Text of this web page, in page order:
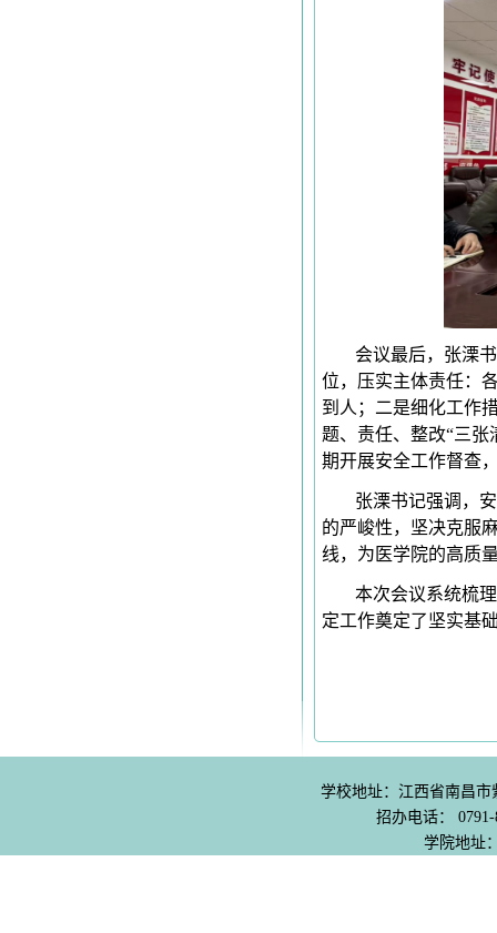
会议最后，张溧
位，压实主体责任‌：
到人；二是细化工作
题、责任、整改“三
期开展安全工作督查
张溧书记强调，
的严峻性，坚决克服
线，为医学院的高质
本次会议系统梳
定工作奠定了坚实基
学校地址：江西省南昌
招办电话：
学院地址